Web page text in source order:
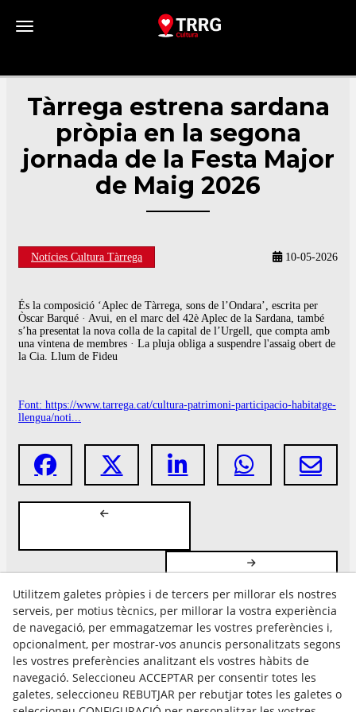
Toggle navigation
Tàrrega estrena sardana
pròpia en la segona
jornada de la Festa Major
de Maig 2026
Notícies Cultura Tàrrega 10-05-2026
És la composició ‘Aplec de Tàrrega, sons de l’Ondara’, escrita per
Òscar Barqué · Avui, en el marc del 42è Aplec de la Sardana, també
s’ha presentat la nova colla de la capital de l’Urgell, que compta amb
una vintena de membres · La pluja obliga a suspendre l'assaig obert de
la Cia. Llum de Fideu
Font: https://www.tarrega.cat/cultura-patrimoni-participacio-habitatge-
llengua/noti...
Avís Legal
Política Cookies
Política de Privacitat
Utilitzem galetes pròpies i de tercers per millorar els nostres
serveis, per motius tècnics, per millorar la vostra experiència
de navegació, per emmagatzemar les vostres preferències i,
opcionalment, per mostrar-vos anuncis personalitzats segons
les vostres preferències analitzant els vostres hàbits de
navegació. Seleccioneu ACCEPTAR per consentir totes les
galetes, seleccioneu REBUTJAR per rebutjar totes les galetes o